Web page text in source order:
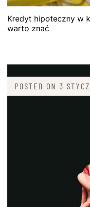
Kredyt hipoteczny w
warto znać
POSTED ON 3